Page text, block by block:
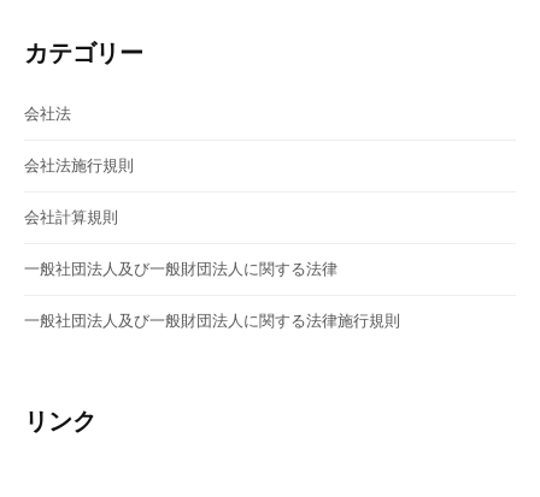
カテゴリー
会社法
会社法施行規則
会社計算規則
一般社団法人及び一般財団法人に関する法律
一般社団法人及び一般財団法人に関する法律施行規則
リンク